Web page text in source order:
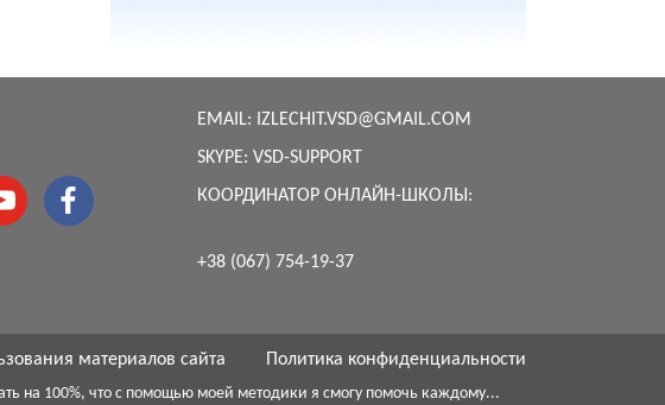
EMAIL: IZLECHIT.VSD@GMAIL.COM
SKYPE: VSD-SUPPORT
КООРДИНАТОР ОНЛАЙН-ШКОЛЫ:
+38 (067) 754-19-37
материалов сайта Политика конфиденциальности
на 100%, что с помощью моей методики я смогу помочь каждому...